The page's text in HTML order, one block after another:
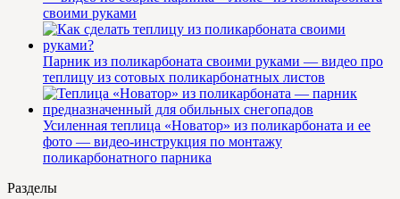
своими руками
Парник из поликарбоната своими руками — видео про
теплицу из сотовых поликарбонатных листов
Усиленная теплица «Новатор» из поликарбоната и ее
фото — видео-инструкция по монтажу
поликарбонатного парника
Разделы